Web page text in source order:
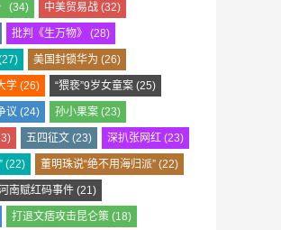
(34) 中美贸易战 (32)
批判《生万物》 (28)
美国封锁华为 (26)
学 (26) “猥亵”9岁女童案 (25)
议 (24) 孙小果案 (23)
五四征文 (23) 深扒张网红 (23)
(22) 董明珠说“绝不用海归派” (22)
南赋红码事件 (21)
打退文痞攻击昆仑策 (18)